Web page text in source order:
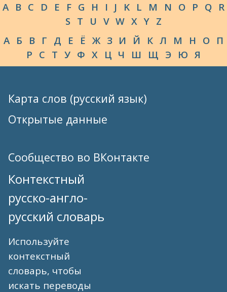
A B C D E F G H I J K L M N O P Q R
S T U V W X Y Z
А Б В Г Д Е Ё Ж З И Й К Л М Н О П
Р С Т У Ф Х Ц Ч Ш Щ Э Ю Я
Карта слов (русский язык)
Открытые данные
Сообщество во ВКонтакте
Контекстный
русско-англо-
русский словарь
Используйте
контекстный
словарь, чтобы
искать переводы